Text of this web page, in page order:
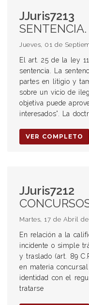
JJuris7213
SENTENCIA. Nulidad de los actos. Efectos. Art. 25 de la ley 11330.Solución de
Jueves, 01 de
El art. 25 de la ley
sentencia. La
partes en litigio y
sobre un vicio de
objetiva puede
interesados”. La
VER COMPLETO
JJuris7212
CONCURSOS Y QUIEBRAS. Incidente, sub-
Martes, 17 de Abril
En relación a la
incidente o simple
y traslado (art. 89
en materia
identidad con el
tratarse